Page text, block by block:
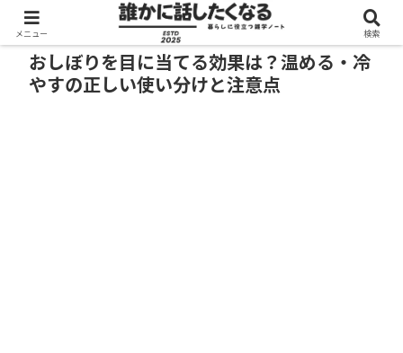
おしぼりを目に当てる効果は？温める・冷
やすの正しい使い分けと注意点
メニュー 検索